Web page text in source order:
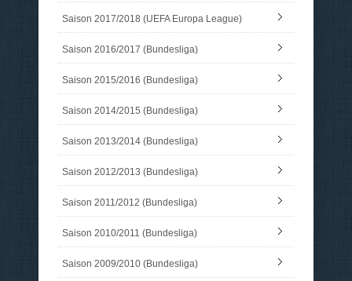
Saison 2017/2018 (UEFA Europa League)
Saison 2016/2017 (Bundesliga)
Saison 2015/2016 (Bundesliga)
Saison 2014/2015 (Bundesliga)
Saison 2013/2014 (Bundesliga)
Saison 2012/2013 (Bundesliga)
Saison 2011/2012 (Bundesliga)
Saison 2010/2011 (Bundesliga)
Saison 2009/2010 (Bundesliga)